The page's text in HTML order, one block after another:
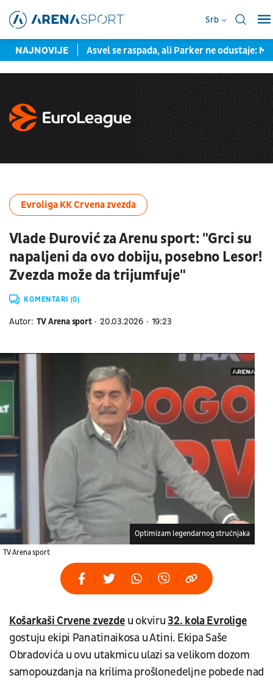
Srb
NAJNOVIJE
miliona evra Asvel se raspada, ali Parker ne odustaje:
Evroliga KK Crvena zvezda
Vlade Đurović za Arenu sport: "Grci su
napaljeni da ovo dobiju, posebno Lesor!
Zvezda može da trijumfuje"
KOMENTARI (0)
Autor: TV Arena sport 20.03.2026 19:23
TV Arena sport
Optimizam legendarnog stručnjaka
Košarkaši Crvene zvezde u okviru 32. kola Evrolige
gostuju ekipi Panatinaikosa u Atini. Ekipa Saše
Obradovića u ovu utakmicu ulazi sa velikom dozom
samopouzdanja na krilima prošlonedeljne pobede nad